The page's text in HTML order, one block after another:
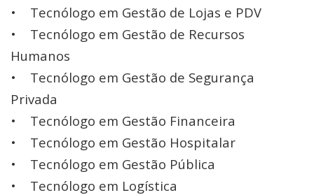
• Tecnólogo em Gestão de Lojas e PDV
• Tecnólogo em Gestão de Recursos
Humanos
• Tecnólogo em Gestão de Segurança
Privada
• Tecnólogo em Gestão Financeira
• Tecnólogo em Gestão Hospitalar
• Tecnólogo em Gestão Pública
• Tecnólogo em Logística